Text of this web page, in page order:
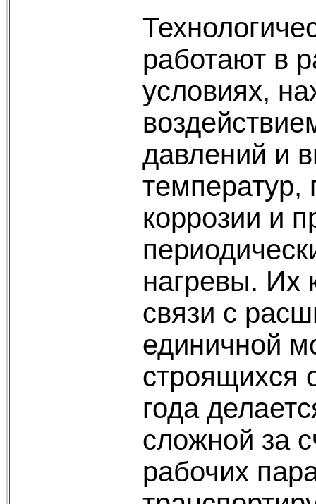
работают в
условиях,
давлений и
температур,
коррозии и
нагревы. Их
связи с
единичной
строящихся
года
сложной за
рабочих